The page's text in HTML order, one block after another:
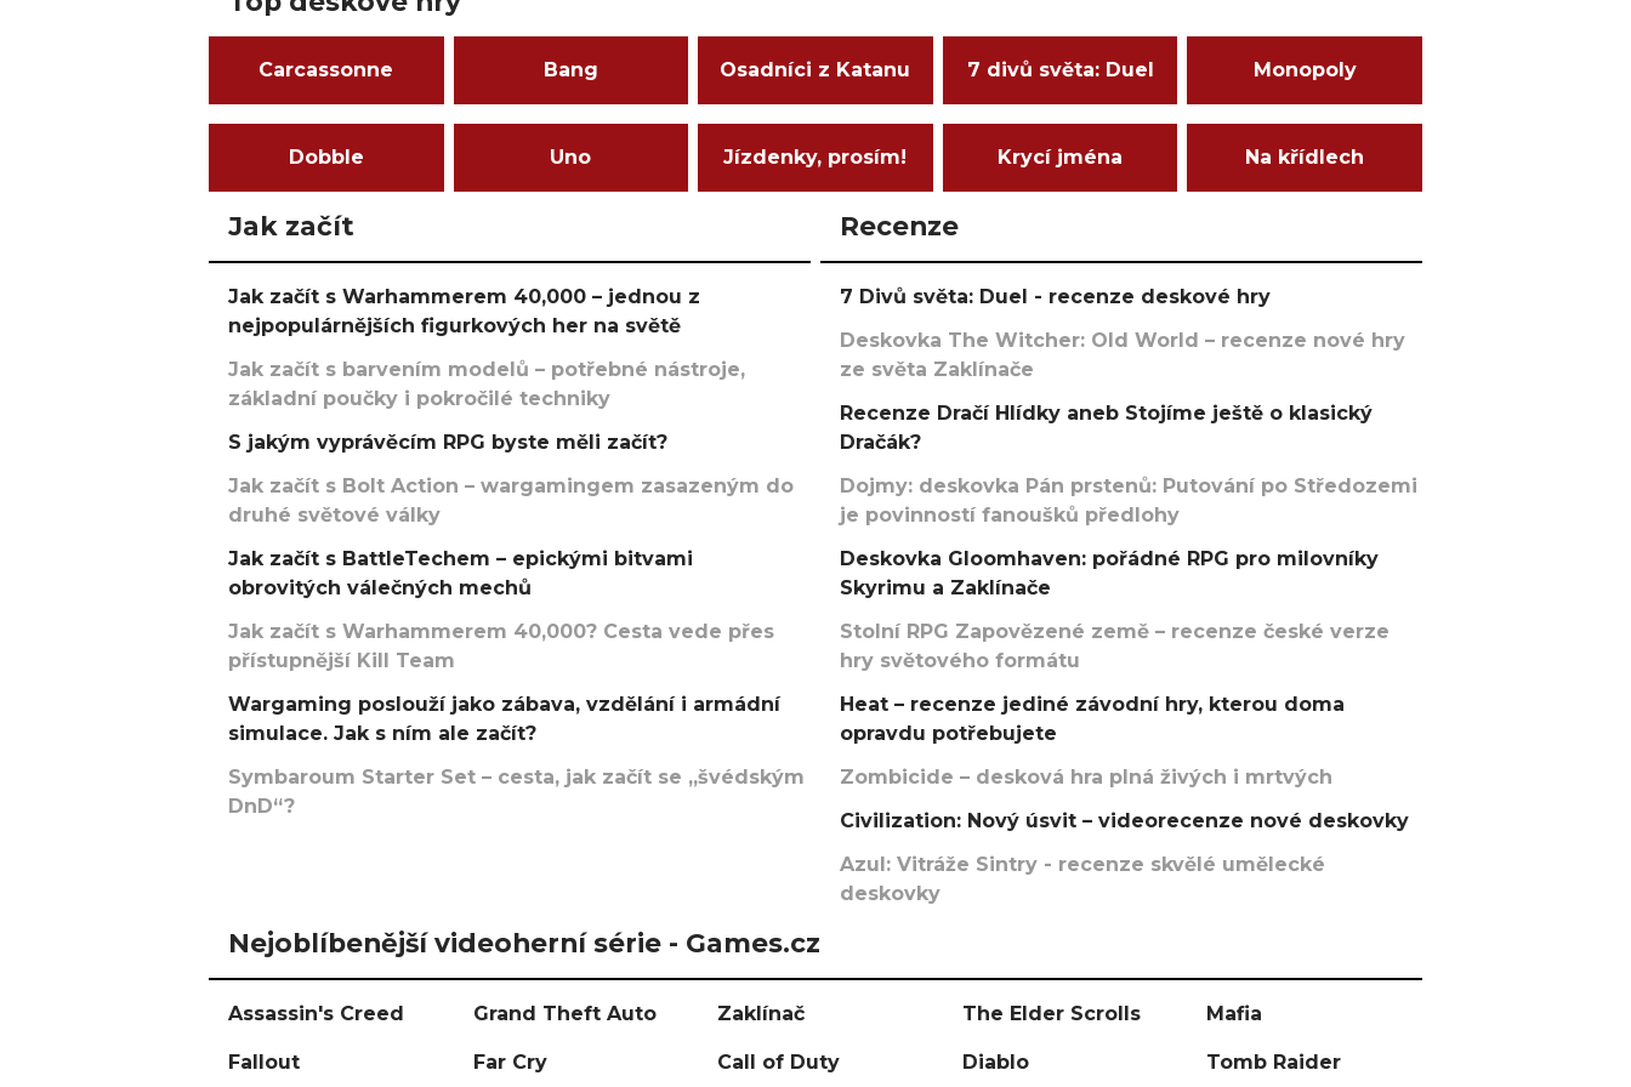
Carcassonne Bang Osadníci z Katanu 7 divů světa: Duel Monopoly
Dobble Uno Jízdenky, prosím! Krycí jména Na křídlech
Jak začít
Jak začít s Warhammerem 40,000 – jednou z
nejpopulárnějších figurkových her na světě
Jak začít s barvením modelů – potřebné nástroje,
základní poučky i pokročilé techniky
S jakým vyprávěcím RPG byste měli začít?
Jak začít s Bolt Action – wargamingem zasazeným do
druhé světové války
Jak začít s BattleTechem – epickými bitvami
obrovitých válečných mechů
Jak začít s Warhammerem 40,000? Cesta vede přes
přístupnější Kill Team
Wargaming poslouží jako zábava, vzdělání i armádní
simulace. Jak s ním ale začít?
Symbaroum Starter Set – cesta, jak začít se „švédským
DnD“?
Recenze
7 Divů světa: Duel - recenze deskové hry
Deskovka The Witcher: Old World – recenze nové hry
ze světa Zaklínače
Recenze Dračí Hlídky aneb Stojíme ještě o klasický
Dračák?
Dojmy: deskovka Pán prstenů: Putování po Středozemi
je povinností fanoušků předlohy
Deskovka Gloomhaven: pořádné RPG pro milovníky
Skyrimu a Zaklínače
Stolní RPG Zapovězené země – recenze české verze
hry světového formátu
Heat – recenze jediné závodní hry, kterou doma
opravdu potřebujete
Zombicide – desková hra plná živých i mrtvých
Civilization: Nový úsvit – videorecenze nové deskovky
Azul: Vitráže Sintry - recenze skvělé umělecké
deskovky
Nejoblíbenější videoherní série - Games.cz
Assassin's Creed Grand Theft Auto Zaklínač The Elder Scrolls Mafia
Fallout Far Cry Call of Duty Diablo Tomb Raider